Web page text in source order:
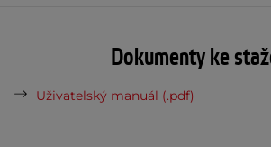
Dokumenty ke
Uživatelský manuál (.pdf)